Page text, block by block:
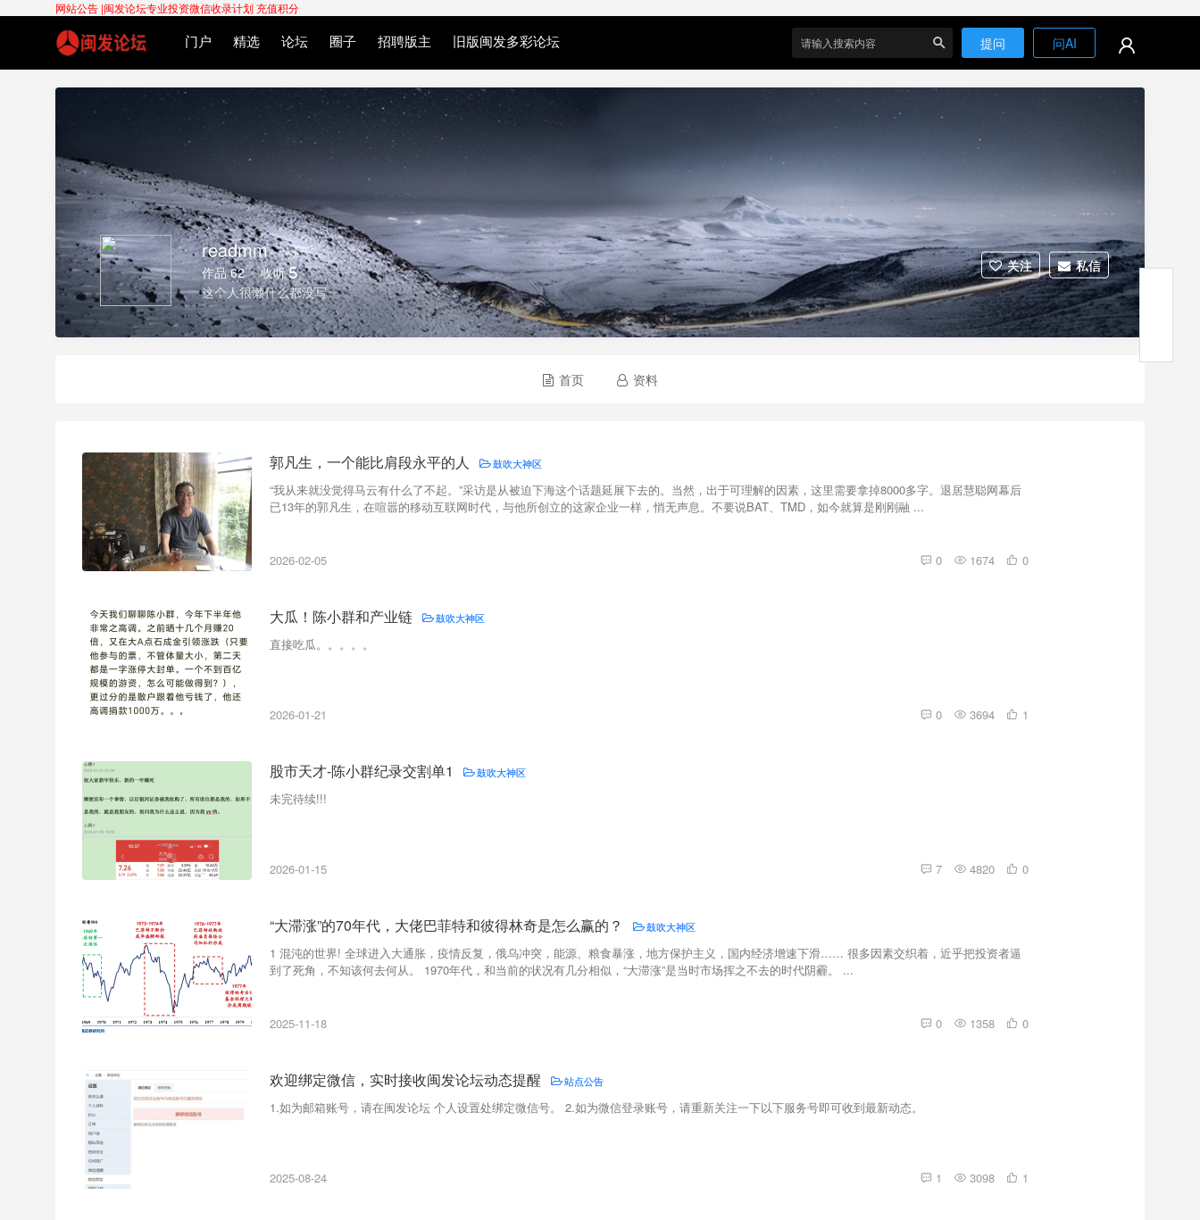
网站公告 |闽发论坛专业投资微信收录计划 充值积分
门户 精选 论坛 圈子 招聘版主 旧版闽发多彩论坛 问AI
提问
索
readmm
作品 62 收听 5
这个人很懒什么都没写
关注 私信
首页 资料
郭凡生，一个能比肩段永平的人 鼓吹大神区
“我从来就没觉得马云有什么了不起。”采访是从被迫下海这个话题延展下去的。当然，出于可理解的因素，这里需要拿掉8000多字。退居慧聪网幕后
已13年的郭凡生，在喧嚣的移动互联网时代，与他所创立的这家企业一样，悄无声息。不要说BAT、TMD，如今就算是刚刚融 ...
2026-02-05 0 1674 0
大瓜！陈小群和产业链 鼓吹大神区
直接吃瓜。。。。。
2026-01-21 0 3694 1
股市天才-陈小群纪录交割单1 鼓吹大神区
未完待续!!!
2026-01-15 7 4820 0
“大滞涨”的70年代，大佬巴菲特和彼得林奇是怎么赢的？ 鼓吹大神区
1 混沌的世界! 全球进入大通胀，疫情反复，俄乌冲突，能源、粮食暴涨，地方保护主义，国内经济增速下滑…… 很多因素交织着，近乎把投资者逼
到了死角，不知该何去何从。 1970年代，和当前的状况有几分相似，“大滞涨”是当时市场挥之不去的时代阴霾。 ...
2025-11-18 0 1358 0
欢迎绑定微信，实时接收闽发论坛动态提醒 站点公告
1.如为邮箱账号，请在闽发论坛 个人设置处绑定微信号。 2.如为微信登录账号，请重新关注一下以下服务号即可收到最新动态。
2025-08-24 1 3098 1